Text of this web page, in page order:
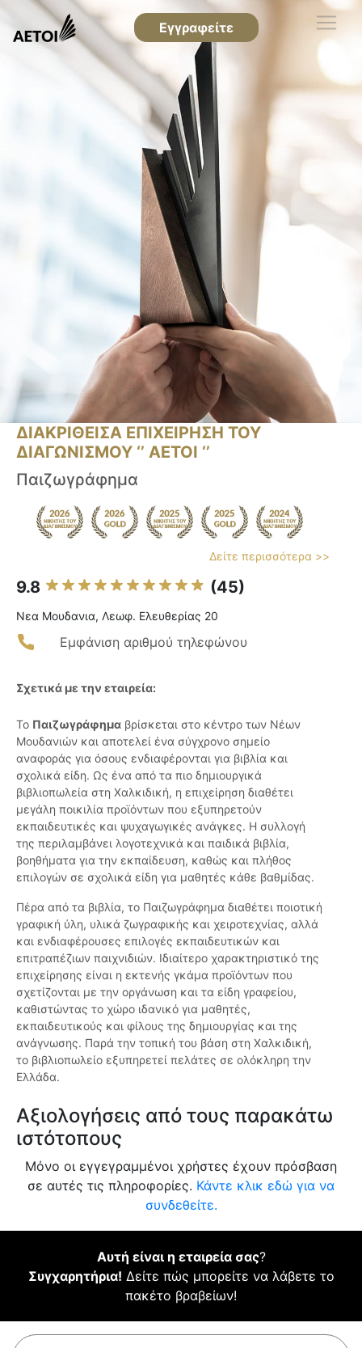
Εγγραφείτε
ΔΙΑΚΡΙΘΕΙΣΑ ΕΠΙΧΕΙΡΗΣΗ ΤΟΥ
ΔΙΑΓΩΝΙΣΜΟΥ ‘’ ΑΕΤΟΙ ‘’
Παιζωγράφημα
Δείτε περισσότερα >>
9.8 (45)
Νεα Μουδανια, Λεωφ. Ελευθερίας 20
Εμφάνιση αριθμού τηλεφώνου
Σχετικά με την εταιρεία:
Το Παιζωγράφημα βρίσκεται στο κέντρο των Νέων
Μουδανιών και αποτελεί ένα σύγχρονο σημείο
αναφοράς για όσους ενδιαφέρονται για βιβλία και
σχολικά είδη. Ως ένα από τα πιο δημιουργικά
βιβλιοπωλεία στη Χαλκιδική, η επιχείρηση διαθέτει
μεγάλη ποικιλία προϊόντων που εξυπηρετούν
εκπαιδευτικές και ψυχαγωγικές ανάγκες. Η συλλογή
της περιλαμβάνει λογοτεχνικά και παιδικά βιβλία,
βοηθήματα για την εκπαίδευση, καθώς και πλήθος
επιλογών σε σχολικά είδη για μαθητές κάθε βαθμίδας.
Πέρα από τα βιβλία, το Παιζωγράφημα διαθέτει ποιοτική
γραφική ύλη, υλικά ζωγραφικής και χειροτεχνίας, αλλά
και ενδιαφέρουσες επιλογές εκπαιδευτικών και
επιτραπέζιων παιχνιδιών. Ιδιαίτερο χαρακτηριστικό της
επιχείρησης είναι η εκτενής γκάμα προϊόντων που
σχετίζονται με την οργάνωση και τα είδη γραφείου,
καθιστώντας το χώρο ιδανικό για μαθητές,
εκπαιδευτικούς και φίλους της δημιουργίας και της
ανάγνωσης. Παρά την τοπική του βάση στη Χαλκιδική,
το βιβλιοπωλείο εξυπηρετεί πελάτες σε ολόκληρη την
Ελλάδα.
Αξιολογήσεις από τους παρακάτω
ιστότοπους
Μόνο οι εγγεγραμμένοι χρήστες έχουν πρόσβαση
σε αυτές τις πληροφορίες. Κάντε κλικ εδώ για να
συνδεθείτε.
Αυτή είναι η εταιρεία σας?
Συγχαρητήρια! Δείτε πώς μπορείτε να λάβετε το
πακέτο βραβείων!